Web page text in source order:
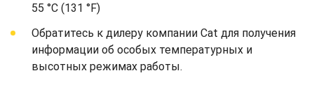
55 °C (131 °F)
Обратитесь к дилеру компании Cat для получения
информации об особых температурных и
высотных режимах работы.